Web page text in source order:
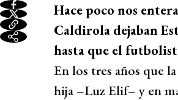
Hace poco nos
Caldirola dejaban
hasta que el
En los tres años que
hija –Luz Elif– y en